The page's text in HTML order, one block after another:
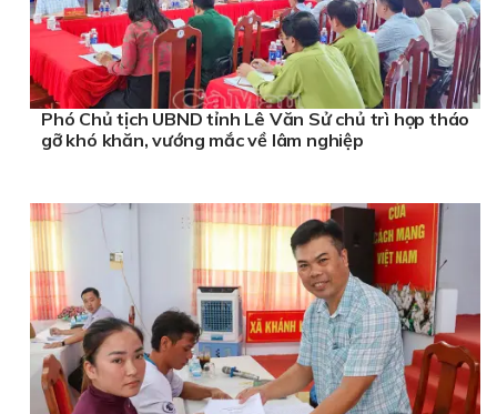
Phó Chủ tịch UBND tỉnh Lê Văn Sử chủ trì họp tháo
gỡ khó khăn, vướng mắc về lâm nghiệp